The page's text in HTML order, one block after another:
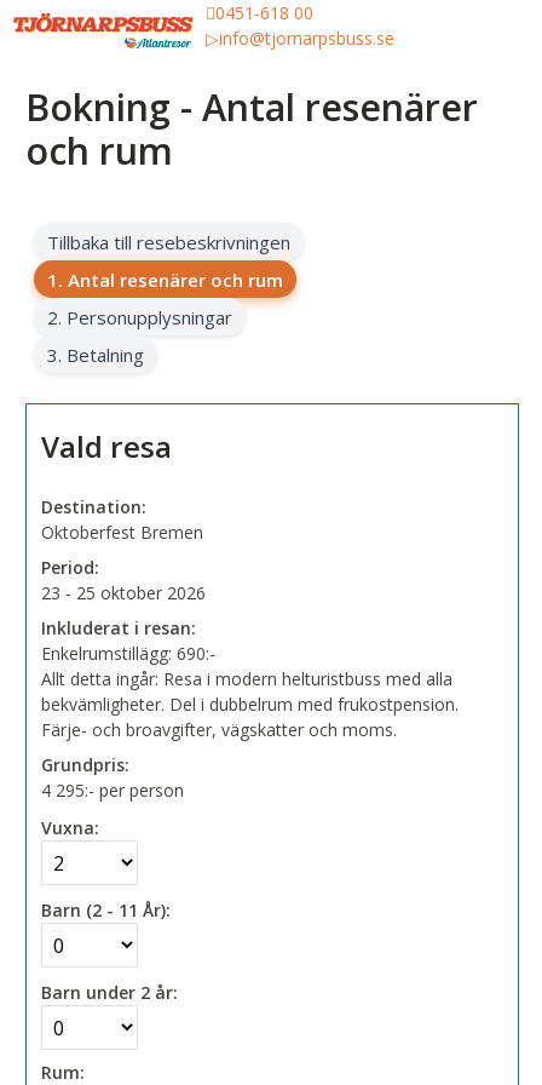
0451-618 00
info@tjornarpsbuss.se
Bokning - Antal resenärer
och rum
Tillbaka till resebeskrivningen
1. Antal resenärer och rum
2. Personupplysningar
3. Betalning
Vald resa
Destination:
Oktoberfest Bremen
Period:
23 - 25 oktober 2026
Inkluderat i resan:
Enkelrumstillägg: 690:-
Allt detta ingår: Resa i modern helturistbuss med alla
bekvämligheter. Del i dubbelrum med frukostpension.
Färje- och broavgifter, vägskatter och moms.
Grundpris:
4 295:- per person
Vuxna:
Barn (2 - 11 År):
Barn under 2 år:
Rum: